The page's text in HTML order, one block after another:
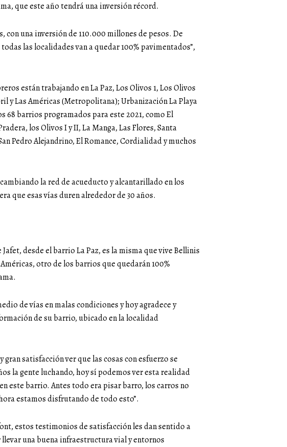
que este año tendrá una inversión récord.
con una inversión de 110.000 millones de pesos. De
las localidades van a quedar 100% pavimentados”,
están trabajando en La Paz, Los Olivos 1, Los Olivos
y Las Américas (Metropolitana); Urbanización La Playa
68 barrios programados para este 2021, como El
los Olivos I y II, La Manga, Las Flores, Santa
Pedro Alejandrino, El Romance, Cordialidad y muchos
la red de acueducto y alcantarillado en los
que esas vías duren alrededor de 30 años.
desde el barrio La Paz, es la misma que vive Bellinis
otro de los barrios que quedarán 100%
de vías en malas condiciones y hoy agradece y
de su barrio, ubicado en la localidad
gran satisfacción ver que las cosas con esfuerzo se
la gente luchando, hoy sí podemos ver esta realidad
este barrio. Antes todo era pisar barro, los carros no
estamos disfrutando de todo esto”.
estos testimonios de satisfacción les dan sentido a
una buena infraestructura vial y entornos